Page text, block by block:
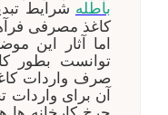
باطله شرایط
کاغذ مصرفی
اما آثار این
توانست بطور
صرف واردات
آن برای